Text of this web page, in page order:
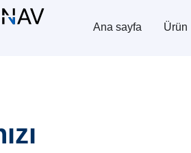
Ana sayfa Ürün